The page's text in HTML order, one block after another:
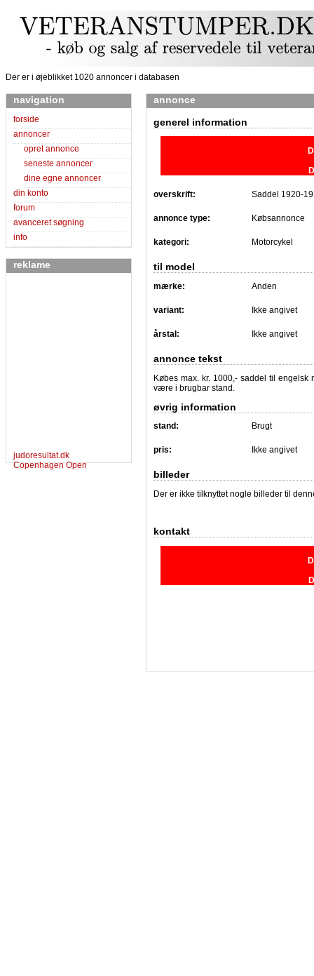
Der er i øjeblikket 1020 annoncer i databasen
navigation
forside
annoncer
opret annonce
seneste annoncer
dine egne annoncer
din konto
forum
avanceret søgning
info
reklame
judoresultat.dk
Copenhagen Open
annonce
generel information
overskrift: Saddel 1920-
annonce type: Købsannonce
kategori: Motorcykel
til model
mærke: Anden
variant: Ikke angivet
årstal: Ikke angivet
annonce tekst
Købes max. kr. 1000,- saddel til
være i brugbar stand.
øvrig information
stand: Brugt
pris: Ikke angivet
billeder
Der er ikke tilknyttet nogle billeder til
kontakt